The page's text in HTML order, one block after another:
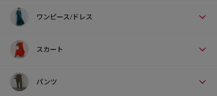
ワンピース/ドレス
スカート
パンツ